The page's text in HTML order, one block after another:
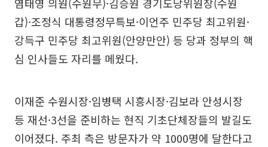
염태영 의원(수원무)·김승원 경기도당위원장(수원
갑)·조정식 대통령정무특보·이언주 민주당 최고위원·
강득구 민주당 최고위원(안양만안) 등 당과 정부의 핵
심 인사들도 자리를 메웠다.
이재준 수원시장·임병택 시흥시장·김보라 안성시장
등 재선·3선을 준비하는 현직 기초단체장들의 발길도
이어졌다. 주최 측은 방문자가 약 1000명에 달한다고